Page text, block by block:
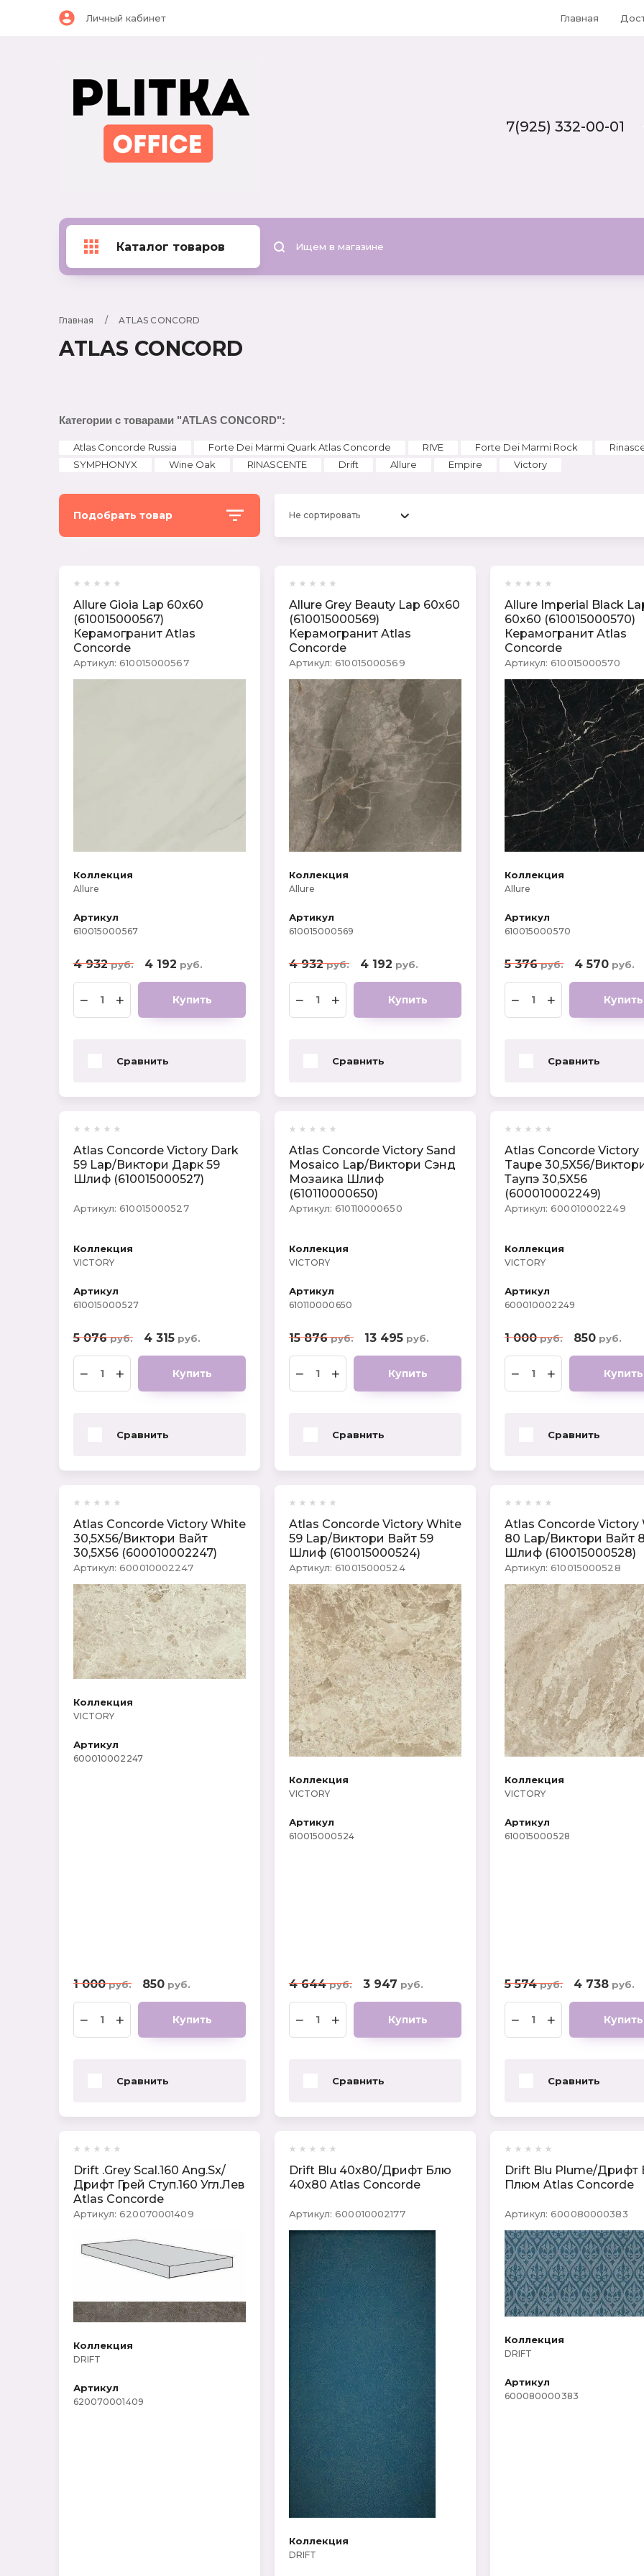
Личный кабинет Главная
7(925) 332-00-01
Каталог товаров
Ламинат
Atlas Concorde Russia
LAPARET
CRETO
Maimoon (Индия)
Meissen Keramik (Германия)
Kerranova (Россия)
CERSANIT
Главная
     /
ATLAS CONCORD
ATLAS CONCORD
Категории с товарами "ATLAS CONCORD":
Atlas Concorde Russia Forte Dei Marmi Quark Atlas Concorde RIVE Forte Dei Marmi Rock
SYMPHONYX
Wine Oak RINASCENTE Drift Allure Empire Victory
Подобрать товар
Цена:
Не сортировать
Allure Gioia Lap 60x60
(610015000567)
Керамогранит Atlas
Concorde
Артикул: 610015000567
Коллекция
Allure
Артикул
610015000567
4 932руб. 4 192 руб.
− + Купить
Сравнить
Allure Grey Beauty Lap 60x60
(610015000569)
Керамогранит Atlas
Concorde
Артикул: 610015000569
Коллекция
Allure
Артикул
610015000569
4 932руб. 4 192 руб.
− + Купить
Сравнить
Allure Imperial Black
60x60 (610015000570)
Керамогранит Atlas
Concorde
Артикул: 610015000570
Коллекция
Allure
Артикул
610015000570
5 376руб. 4 570 руб.
− + Купить
Сравнить
Atlas Concorde Victory Dark
59 Lap/Виктори Дарк 59
Шлиф (610015000527)
Артикул: 610015000527
Коллекция
VICTORY
Артикул
610015000527
5 076руб. 4 315 руб.
− + Купить
Сравнить
Atlas Concorde Victory Sand
Mosaico Lap/Виктори Сэнд
Мозаика Шлиф
(610110000650)
Артикул: 610110000650
Коллекция
VICTORY
Артикул
610110000650
15 876руб. 13 495 руб.
− + Купить
Сравнить
Atlas Concorde Victory
Taupe 30,5X56/
Таупэ 30,5X56
(600010002249)
Артикул: 600010002249
Коллекция
VICTORY
Артикул
600010002249
1 000руб. 850 руб.
− + Купить
Сравнить
Atlas Concorde Victory White
30,5X56/Виктори Вайт
30,5X56 (600010002247)
Артикул: 600010002247
Коллекция
VICTORY
Артикул
600010002247
1 000руб. 850 руб.
− + Купить
Сравнить
Atlas Concorde Victory White
59 Lap/Виктори Вайт 59
Шлиф (610015000524)
Артикул: 610015000524
Коллекция
VICTORY
Артикул
610015000524
4 644руб. 3 947 руб.
− + Купить
Сравнить
Atlas Concorde Victory
80 Lap/Виктори Вайт
Шлиф (610015000528)
Артикул: 610015000528
Коллекция
VICTORY
Артикул
610015000528
5 574руб. 4 738 руб.
− + Купить
Сравнить
Drift .Grey Scal.160 Ang.Sx/
Дрифт Грей Ступ.160 Угл.Лев
Atlas Concorde
Артикул: 620070001409
Коллекция
DRIFT
Артикул
620070001409
Drift Blu 40x80/Дрифт Блю
40x80 Atlas Concorde
Артикул: 600010002177
Коллекция
DRIFT
Drift Blu Plume/Дрифт
Плюм Atlas Concorde
Артикул: 600080000383
Коллекция
DRIFT
Артикул
600080000383